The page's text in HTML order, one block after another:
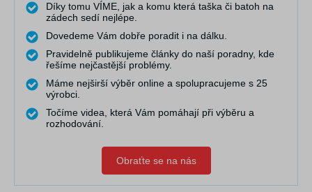
Díky tomu VÍME, jak a komu která taška či batoh na
zádech sedí nejlépe.
Dovedeme Vám dobře poradit i na dálku.
Pravidelně publikujeme články do naší poradny, kde
řešíme nejčastější problémy.
Máme nejširší výběr online a spolupracujeme s 25
výrobci.
Točíme videa, která Vám pomáhají při výběru a
rozhodování.
Obraťte se na nás